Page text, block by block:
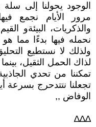
الوجود يحولنا إلى سلة
مرور الأيام نجمع
والذكريات، البيئةو
نحمله فيها بدءًا مما
ولذلك لا نستطيع
لذاك الحمل الثقيل،
تمكننا من تحدي
تجعلنا نتتدحرج بسرعة
الوفاض ,,
∆∆∆